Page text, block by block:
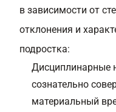
в зависимости от
отклонения и
подростка:
Дисциплинарные
сознательно
материальный